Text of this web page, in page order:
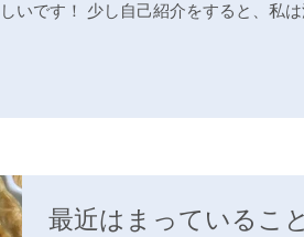
いです！ 少し自己紹介をすると、私は
最近はまっていること